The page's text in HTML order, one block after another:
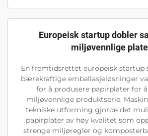
Europeisk startup dobler
miljøvennlige
En fremtidsrettet europeisk startup
bærekraftige emballasjeløsninger
for å produsere papirplater for
miljøvennlige produktserie.
tekniske utforming gjorde det
papirplater av høy kvalitet som
strenge miljøregler og